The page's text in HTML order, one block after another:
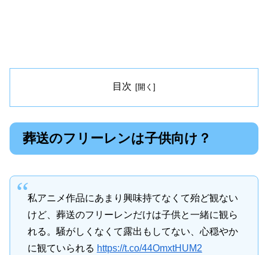
目次
葬送のフリーレンは子供向け？
私アニメ作品にあまり興味持てなくて殆ど観ない
けど、葬送のフリーレンだけは子供と一緒に観ら
れる。騒がしくなくて露出もしてない、心穏やか
に観ていられる https://t.co/44OmxtHUM2